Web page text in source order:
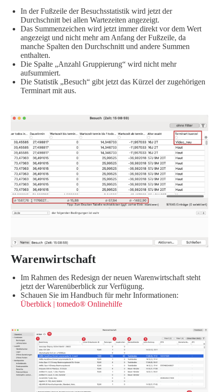
In der Fußzeile der Besuchsstatistik wird jetzt der
Durchschnitt bei allen Wartezeiten angezeigt.
Das Summenzeichen wird jetzt immer direkt vor dem Wert
angezeigt und nicht mehr am Anfang der Fußzeile, da
manche Spalten den Durchschnitt und andere Summen
enthalten.
Die Spalte „Anzahl Gruppierung“ wird nicht mehr
aufsummiert.
Die Statistik „Besuch“ gibt jetzt das Kürzel der zugehörigen
Terminart mit aus.
Warenwirtschaft
Im Rahmen des Redesign der neuen Warenwirtschaft steht
jetzt der Warenüberblick zur Verfügung.
Schauen Sie im Handbuch für mehr Informationen:
Überblick | tomedo® Onlinehilfe